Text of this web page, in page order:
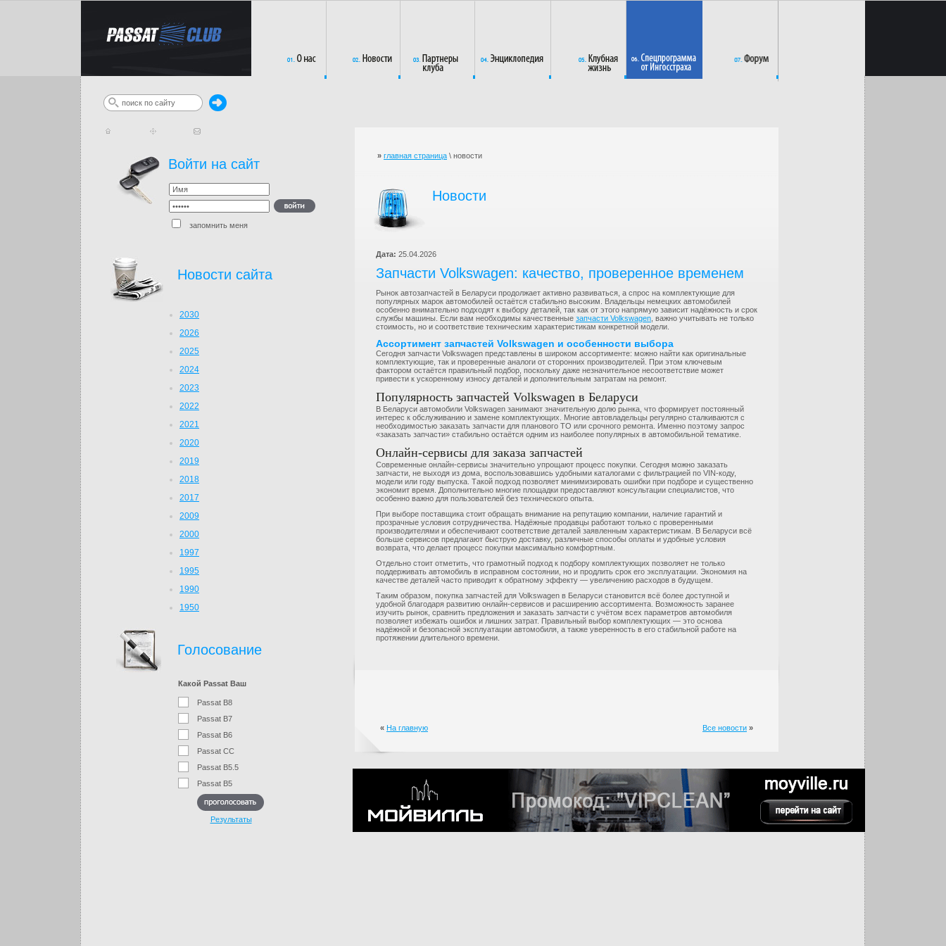
Войти на сайт
запомнить меня
Новости сайта
2030
2026
2025
2024
2023
2022
2021
2020
2019
2018
2017
2009
2000
1997
1995
1990
1950
Голосование
Какой Passat Ваш
Passat B8
Passat B7
Passat B6
Passat CC
Passat B5.5
Passat B5
Результаты
» главная страница \ новости
Новости
Дата: 25.04.2026
Запчасти Volkswagen: качество, проверенное временем
Рынок автозапчастей в Беларуси продолжает активно развиваться, а спрос на комплектующие для
популярных марок автомобилей остаётся стабильно высоким. Владельцы немецких автомобилей
особенно внимательно подходят к выбору деталей, так как от этого напрямую зависит надёжность и срок
службы машины. Если вам необходимы качественные запчасти Volkswagen , важно учитывать не только
стоимость, но и соответствие техническим характеристикам конкретной модели.
Ассортимент запчастей Volkswagen и особенности выбора
Сегодня запчасти Volkswagen представлены в широком ассортименте: можно найти как оригинальные
комплектующие, так и проверенные аналоги от сторонних производителей. При этом ключевым
фактором остаётся правильный подбор, поскольку даже незначительное несоответствие может
привести к ускоренному износу деталей и дополнительным затратам на ремонт.
Популярность запчастей Volkswagen в Беларуси
В Беларуси автомобили Volkswagen занимают значительную долю рынка, что формирует постоянный
интерес к обслуживанию и замене комплектующих. Многие автовладельцы регулярно сталкиваются с
необходимостью заказать запчасти для планового ТО или срочного ремонта. Именно поэтому запрос
«заказать запчасти» стабильно остаётся одним из наиболее популярных в автомобильной тематике.
Онлайн-сервисы для заказа запчастей
Современные онлайн-сервисы значительно упрощают процесс покупки. Сегодня можно заказать
запчасти, не выходя из дома, воспользовавшись удобными каталогами с фильтрацией по VIN-коду,
модели или году выпуска. Такой подход позволяет минимизировать ошибки при подборе и существенно
экономит время. Дополнительно многие площадки предоставляют консультации специалистов, что
особенно важно для пользователей без технического опыта.
При выборе поставщика стоит обращать внимание на репутацию компании, наличие гарантий и
прозрачные условия сотрудничества. Надёжные продавцы работают только с проверенными
производителями и обеспечивают соответствие деталей заявленным характеристикам. В Беларуси всё
больше сервисов предлагают быструю доставку, различные способы оплаты и удобные условия
возврата, что делает процесс покупки максимально комфортным.
Отдельно стоит отметить, что грамотный подход к подбору комплектующих позволяет не только
поддерживать автомобиль в исправном состоянии, но и продлить срок его эксплуатации. Экономия на
качестве деталей часто приводит к обратному эффекту — увеличению расходов в будущем.
Таким образом, покупка запчастей для Volkswagen в Беларуси становится всё более доступной и
удобной благодаря развитию онлайн-сервисов и расширению ассортимента. Возможность заранее
изучить рынок, сравнить предложения и заказать запчасти с учётом всех параметров автомобиля
позволяет избежать ошибок и лишних затрат. Правильный выбор комплектующих — это основа
надёжной и безопасной эксплуатации автомобиля, а также уверенность в его стабильной работе на
протяжении длительного времени.
« На главную Все новости »